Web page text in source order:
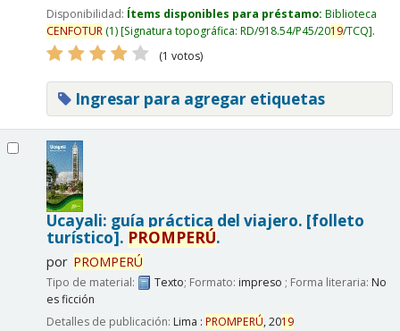
Disponibilidad: Ítems disponibles para préstamo: Biblioteca
CENFOTUR(1) Signatura topográfica: RD/918.54/P45/2019/TCQ .
(1 votos)
Ingresar para agregar etiquetas
Ucayali: guía práctica del viajero. [folleto
turístico]. PROMPERÚ.
por PROMPERÚ
Tipo de material: Texto; Formato: impreso ; Forma literaria: No
es ficción
Detalles de publicación: Lima : PROMPERÚ,2019